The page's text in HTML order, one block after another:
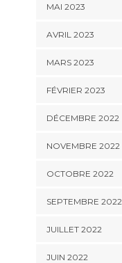
MAI 2023
AVRIL 2023
MARS 2023
FÉVRIER 2023
DÉCEMBRE 2022
NOVEMBRE 2022
OCTOBRE 2022
SEPTEMBRE 2022
JUILLET 2022
JUIN 2022